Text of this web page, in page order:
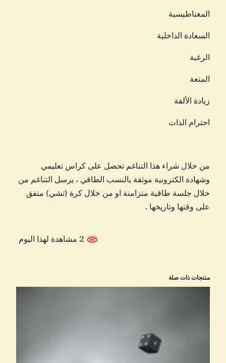
المغناطيسية
السعادة الداخلية
الرغبة
المتعة
زيادة الألفة
احترام الذات
من خلال شراء هذا التناغم تحصل على كراس تعليمي
وشهادة الكترونية موثقة بالنسب الطاقي ، يرسل التناغم من
خلال جلسة طاقية متزامنة او من خلال كرة (تشي) متفق
على وقتها وتاريخها .
منتجات ذات صلة